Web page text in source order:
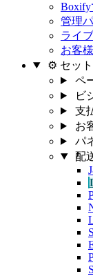
Boxify
管理
ライ
お客
⚙️ セッ
ペ
ビ
支
お
パ
配